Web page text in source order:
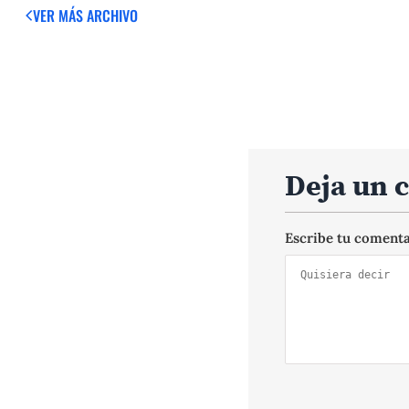
VER MÁSARCHIVO
Deja un
Escribe tu